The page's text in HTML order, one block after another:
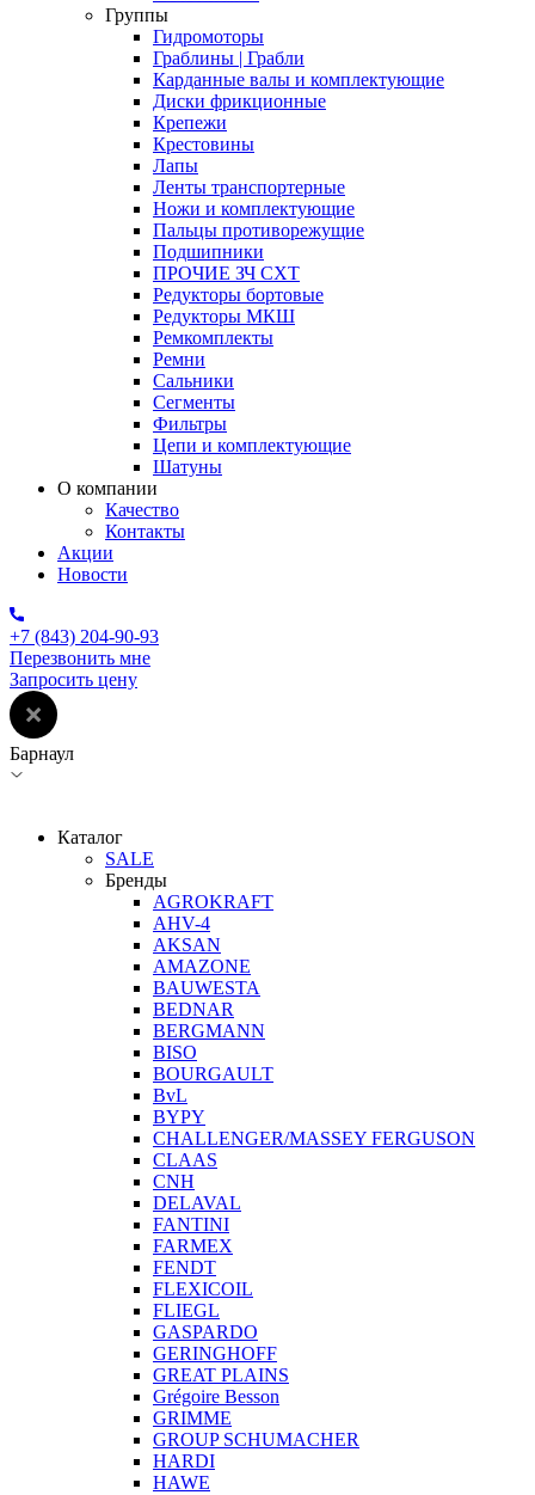
Группы
Гидромоторы
Граблины | Грабли
Карданные валы и комплектующие
Диски фрикционные
Крепежи
Крестовины
Лапы
Ленты транспортерные
Ножи и комплектующие
Пальцы противорежущие
Подшипники
ПРОЧИЕ ЗЧ СХТ
Редукторы бортовые
Редукторы МКШ
Ремкомплекты
Ремни
Сальники
Сегменты
Фильтры
Цепи и комплектующие
Шатуны
О компании
Качество
Контакты
Акции
Новости
+7 (843) 204-90-93
Перезвонить мне
Запросить цену
Барнаул
Каталог
SALE
Бренды
AGROKRAFT
AHV-4
AKSAN
AMAZONE
BAUWESTA
BEDNAR
BERGMANN
BISO
BOURGAULT
BvL
BYPY
CHALLENGER/MASSEY FERGUSON
CLAAS
CNH
DELAVAL
FANTINI
FARMEX
FENDT
FLEXICOIL
FLIEGL
GASPARDO
GERINGHOFF
GREAT PLAINS
Grégoire Besson
GRIMME
GROUP SCHUMACHER
HARDI
HAWE